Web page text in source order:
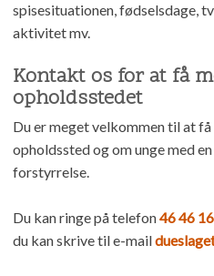
spisesituationen, fødselsdage,
aktivitet mv.
Kontakt os for at få
opholdsstedet
Du er meget velkommen til at
opholdssted og om unge med
forstyrrelse.
Du kan ringe på telefon46 46
du kan skrive til e-mail